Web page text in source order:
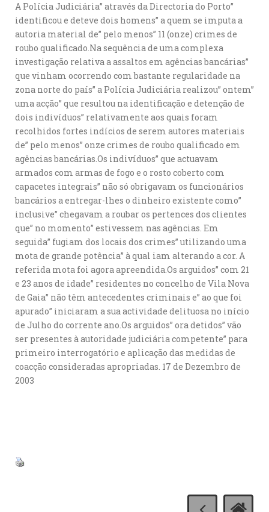
A Polícia Judiciária” através da Directoria do Porto”
identificou e deteve dois homens” a quem se imputa a
autoria material de” pelo menos” 11 (onze) crimes de
roubo qualificado.Na sequência de uma complexa
investigação relativa a assaltos em agências bancárias”
que vinham ocorrendo com bastante regularidade na
zona norte do país” a Polícia Judiciária realizou” ontem”
uma acção” que resultou na identificação e detenção de
dois indivíduos” relativamente aos quais foram
recolhidos fortes indícios de serem autores materiais
de” pelo menos” onze crimes de roubo qualificado em
agências bancárias.Os indivíduos” que actuavam
armados com armas de fogo e o rosto coberto com
capacetes integrais” não só obrigavam os funcionários
bancários a entregar-lhes o dinheiro existente como”
inclusive” chegavam a roubar os pertences dos clientes
que” no momento” estivessem nas agências. Em
seguida” fugiam dos locais dos crimes” utilizando uma
mota de grande potência” à qual iam alterando a cor. A
referida mota foi agora apreendida.Os arguidos” com 21
e 23 anos de idade” residentes no concelho de Vila Nova
de Gaia” não têm antecedentes criminais e” ao que foi
apurado” iniciaram a sua actividade delituosa no início
de Julho do corrente ano.Os arguidos” ora detidos” vão
ser presentes à autoridade judiciária competente” para
primeiro interrogatório e aplicação das medidas de
coacção consideradas apropriadas. 17 de Dezembro de
2003